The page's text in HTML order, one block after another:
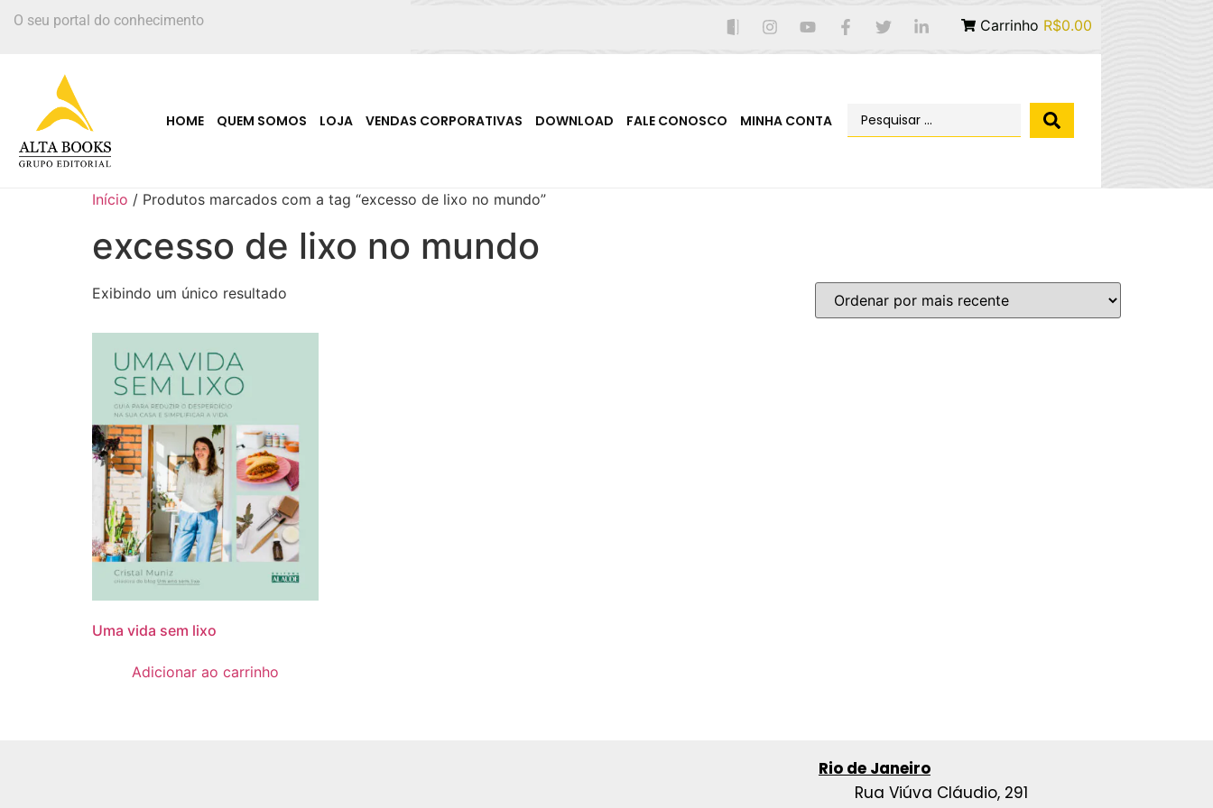
O seu portal do conhecimento Carrinho R$0.00
HOME QUEM SOMOS LOJA VENDAS CORPORATIVAS DOWNLOAD FALE CONOSCO MINHA CONTA
Início / Produtos marcados com a tag “excesso de lixo no mundo”
excesso de lixo no mundo
Exibindo um único resultado
Uma vida sem lixo
Adicionar ao carrinho
Rio de Janeiro
Rua Viúva Cláudio, 291